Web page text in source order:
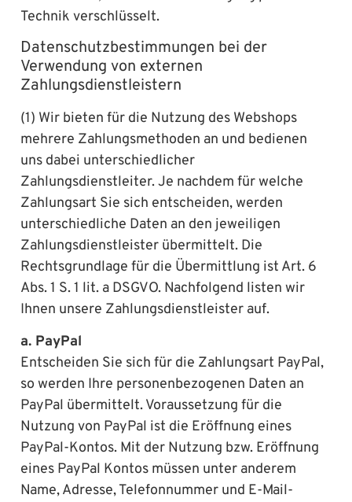
Technik verschlüsselt.
Datenschutzbestimmungen bei der
Verwendung von externen
Zahlungsdienstleistern
(1) Wir bieten für die Nutzung des Webshops
mehrere Zahlungsmethoden an und bedienen
uns dabei unterschiedlicher
Zahlungsdienstleiter. Je nachdem für welche
Zahlungsart Sie sich entscheiden, werden
unterschiedliche Daten an den jeweiligen
Zahlungsdienstleister übermittelt. Die
Rechtsgrundlage für die Übermittlung ist Art. 6
Abs. 1 S. 1 lit. a DSGVO. Nachfolgend listen wir
Ihnen unsere Zahlungsdienstleister auf.
a. PayPal
Entscheiden Sie sich für die Zahlungsart PayPal,
so werden Ihre personenbezogenen Daten an
PayPal übermittelt. Voraussetzung für die
Nutzung von PayPal ist die Eröffnung eines
PayPal-Kontos. Mit der Nutzung bzw. Eröffnung
eines PayPal Kontos müssen unter anderem
Name, Adresse, Telefonnummer und E-Mail-